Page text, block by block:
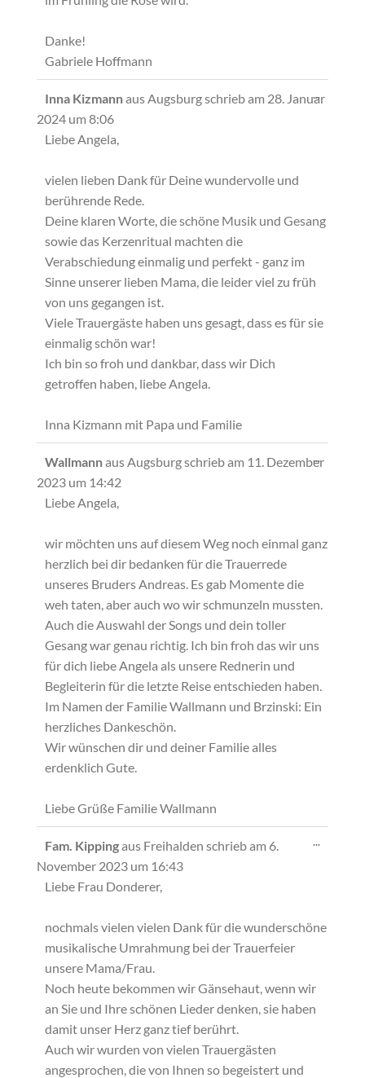
Danke!
Gabriele Hoffmann
Inna KizmannausAugsburgschrieb am 28. Januar
2024 um 8:06
Liebe Angela,
vielen lieben Dank für Deine wundervolle und
berührende Rede.
Deine klaren Worte, die schöne Musik und Gesang
sowie das Kerzenritual machten die
Verabschiedung einmalig und perfekt - ganz im
Sinne unserer lieben Mama, die leider viel zu früh
von uns gegangen ist.
Viele Trauergäste haben uns gesagt, dass es für sie
einmalig schön war!
Ich bin so froh und dankbar, dass wir Dich
getroffen haben, liebe Angela.
Inna Kizmann mit Papa und Familie
...
Metabox
WallmannausAugsburgschrieb am 11. Dezember
2023 um 14:42
Liebe Angela,
wir möchten uns auf diesem Weg noch einmal ganz
herzlich bei dir bedanken für die Trauerrede
unseres Bruders Andreas. Es gab Momente die
weh taten, aber auch wo wir schmunzeln mussten.
Auch die Auswahl der Songs und dein toller
Gesang war genau richtig. Ich bin froh das wir uns
für dich liebe Angela als unsere Rednerin und
Begleiterin für die letzte Reise entschieden haben.
Im Namen der Familie Wallmann und Brzinski: Ein
herzliches Dankeschön.
Wir wünschen dir und deiner Familie alles
erdenklich Gute.
Liebe Grüße Familie Wallmann
...
Metabox
Fam. Kippingaus Freihalden schrieb am 6.
November 2023 um 16:43
Liebe Frau Donderer,
nochmals vielen vielen Dank für die wunderschöne
musikalische Umrahmung bei der Trauerfeier
unsere Mama/Frau.
Noch heute bekommen wir Gänsehaut, wenn wir
an Sie und Ihre schönen Lieder denken, sie haben
damit unser Herz ganz tief berührt.
Auch wir wurden von vielen Trauergästen
angesprochen, die von Ihnen so begeistert und
...